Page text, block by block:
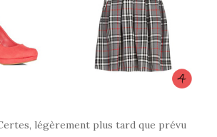
légèrement plus tard que prévu